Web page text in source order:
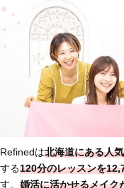
Refinedは北海道にある人
する120分のレッスンを
す。 婚活に活かせるメイク